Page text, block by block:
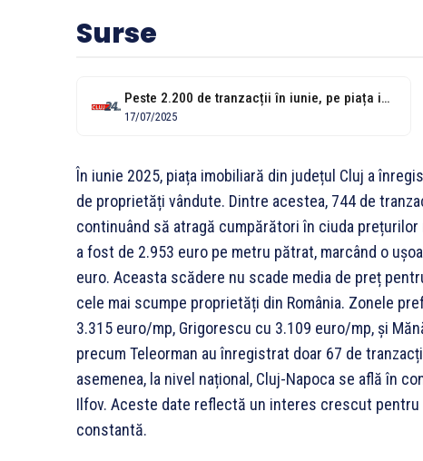
Surse
Peste 2.200 de tranzacții în iunie, pe piața imobiliară din Cluj. Cartierele...
17/07/2025
În iunie 2025, piața imobiliară din județul Cluj a
de proprietăți vândute. Dintre acestea, 744 de
continuând să atragă cumpărători în ciuda
a fost de 2.953 euro pe metru pătrat, marcând o
euro. Aceasta scădere nu scade media de preț
cele mai scumpe proprietăți din România. Zonele
3.315 euro/mp, Grigorescu cu 3.109 euro/mp, și
precum Teleorman au înregistrat doar 67 de
asemenea, la nivel național, Cluj-Napoca se află în
Ilfov. Aceste date reflectă un interes crescut
constantă.